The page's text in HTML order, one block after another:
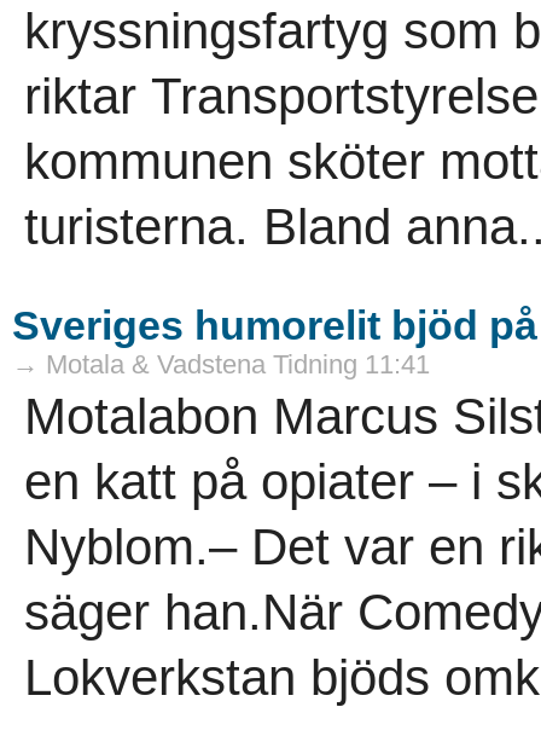
kryssningsfartyg som
riktar
kommunen sköter
turisterna. Bland
Sveriges humorelit bjöd
→ Motala & Vadstena Tidning 11:41
Motalabon Marcus
en katt på opiater – i
Nyblom.– Det var en
säger han.När
Lokverkstan bjöds